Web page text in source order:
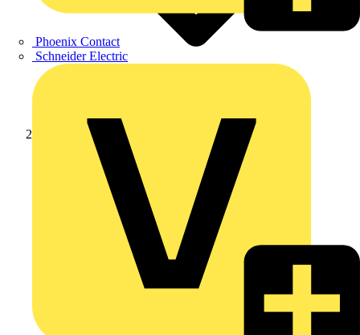
Phoenix Contact
Schneider Electric